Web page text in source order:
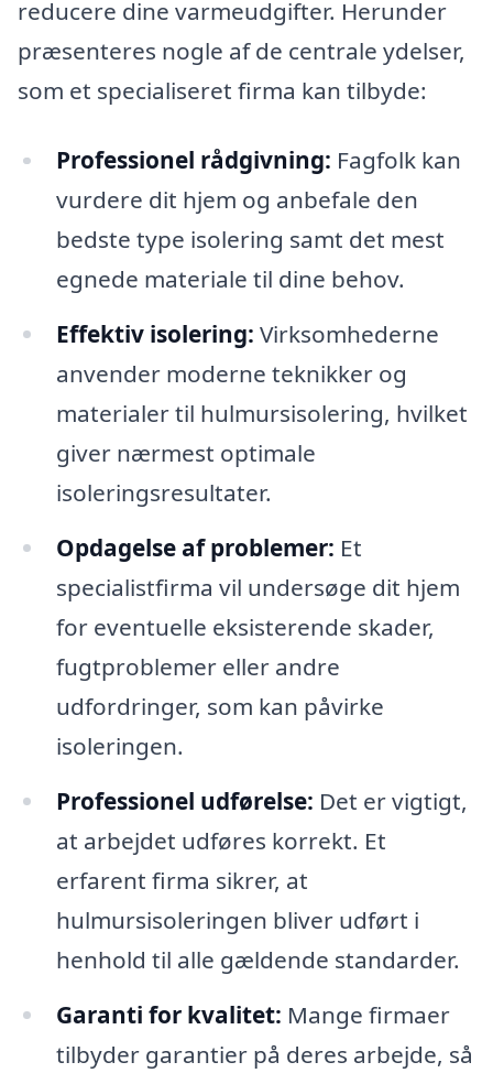
reducere dine varmeudgifter. Herunder
præsenteres nogle af de centrale ydelser,
som et specialiseret firma kan tilbyde:
Professionel rådgivning: Fagfolk kan
vurdere dit hjem og anbefale den
bedste type isolering samt det mest
egnede materiale til dine behov.
Effektiv isolering: Virksomhederne
anvender moderne teknikker og
materialer til hulmursisolering, hvilket
giver nærmest optimale
isoleringsresultater.
Opdagelse af problemer: Et
specialistfirma vil undersøge dit hjem
for eventuelle eksisterende skader,
fugtproblemer eller andre
udfordringer, som kan påvirke
isoleringen.
Professionel udførelse: Det er vigtigt,
at arbejdet udføres korrekt. Et
erfarent firma sikrer, at
hulmursisoleringen bliver udført i
henhold til alle gældende standarder.
Garanti for kvalitet: Mange firmaer
tilbyder garantier på deres arbejde, så